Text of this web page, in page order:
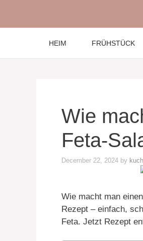
content
HEIM FRÜHSTÜCK
Wie
Feta-
December 22, 2024 by
Wie macht man
Rezept – einfach,
Feta. Jetzt Rezept